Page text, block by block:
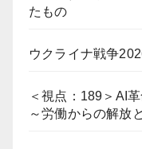
たもの
ウクライナ戦争
＜視点：189＞AI
～労働からの解放